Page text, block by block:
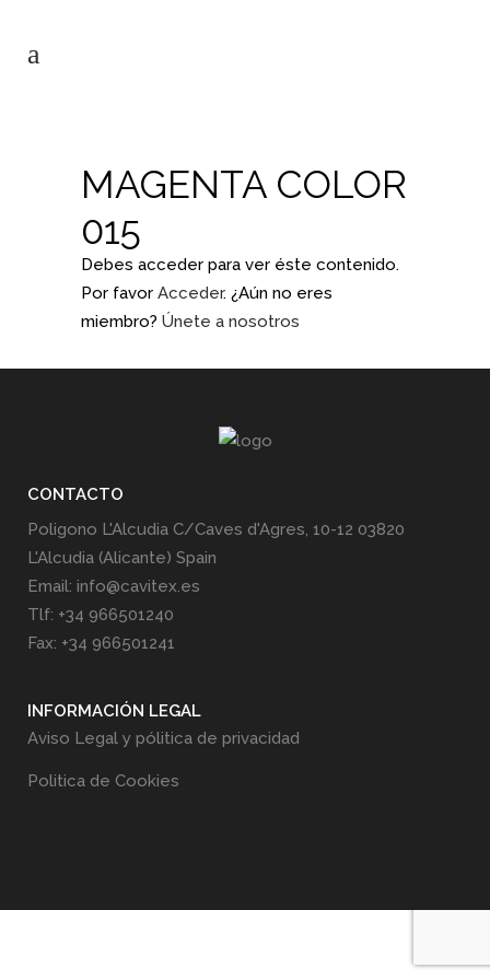
MAGENTA COLOR
015
Debes acceder para ver éste contenido.
Por favor Acceder. ¿Aún no eres
miembro? Únete a nosotros
CONTACTO
Poligono L'Alcudia C/Caves d'Agres, 10-12 03820
L'Alcudia (Alicante) Spain
Email: info@cavitex.es
Tlf: +34 966501240
Fax: +34 966501241
INFORMACIÓN LEGAL
Aviso Legal y pólitica de privacidad
Politica de Cookies